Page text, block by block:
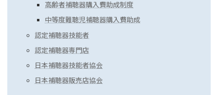
高齢者補聴器購入費助成制度
中等度難聴児補聴器購入費助成
認定補聴器技能者
認定補聴器専門店
日本補聴器技能者協会
日本補聴器販売店協会